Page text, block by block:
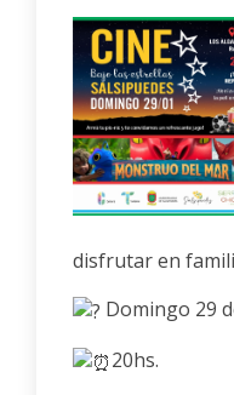
disfrutar en
Domingo 29
20hs.